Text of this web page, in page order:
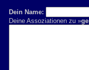
Dein Name:
Deine Assoziationen zu »